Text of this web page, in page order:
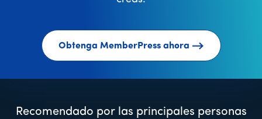
Obtenga MemberPress ahora
Recomendado por las principales personas